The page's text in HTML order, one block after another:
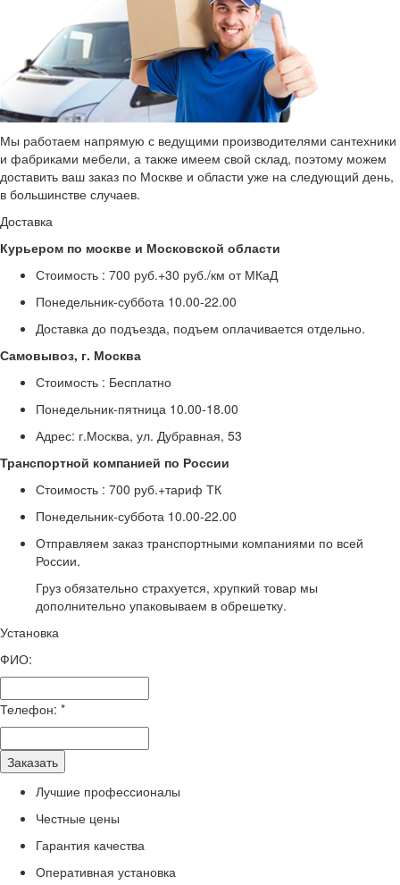
Мы работаем напрямую с ведущими производителями сантехники
и фабриками мебели, а также имеем свой склад, поэтому можем
доставить ваш заказ по Москве и области уже на следующий день,
в большинстве случаев.
Доставка
Курьером по москве и Московской области
Стоимость : 700 руб.+30 руб./км от МКаД
Понедельник-суббота 10.00-22.00
Доставка до подъезда, подъем оплачивается отдельно.
Самовывоз, г. Москва
Стоимость : Бесплатно
Понедельник-пятница 10.00-18.00
Адрес: г.Москва, ул. Дубравная, 53
Транспортной компанией по России
Стоимость : 700 руб.+тариф ТК
Понедельник-суббота 10.00-22.00
Отправляем заказ транспортными компаниями по всей
России.
Груз обязательно страхуется, хрупкий товар мы
дополнительно упаковываем в обрешетку.
Установка
ФИО:
Телефон: *
Заказать
Лучшие профессионалы
Честные цены
Гарантия качества
Оперативная установка